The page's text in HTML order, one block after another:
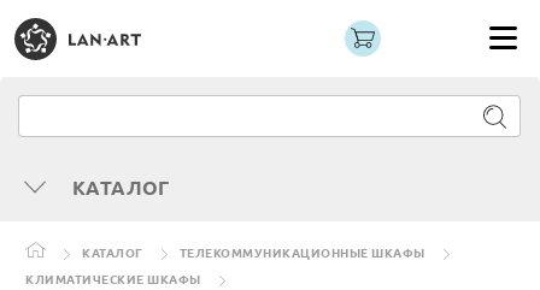
КАТАЛОГ
КАТАЛОГ
ТЕЛЕКОММУНИКАЦИОННЫЕ ШКАФЫ
КЛИМАТИЧЕСКИЕ ШКАФЫ